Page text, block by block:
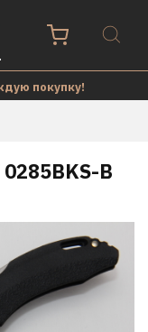
покупку!
B